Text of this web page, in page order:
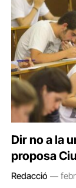
Dir no a la
proposa
Redacció